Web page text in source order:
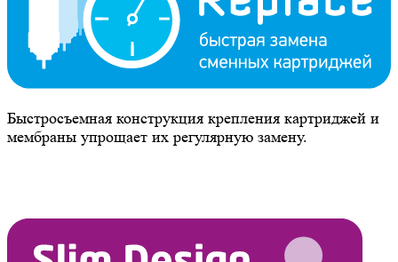
Быстросъемная конструкция крепления картриджей и
мембраны упрощает их регулярную замену.